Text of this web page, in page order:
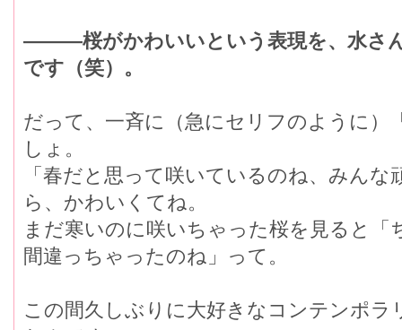
―――桜がかわいいという表現を、水さ
です（笑）。
だって、一斉に（急にセリフのように）
しょ。
「春だと思って咲いているのね、みん
ら、かわいくてね。
まだ寒いのに咲いちゃった桜を見ると
間違っちゃったのね」って。
この間久しぶりに大好きなコンテンポラ